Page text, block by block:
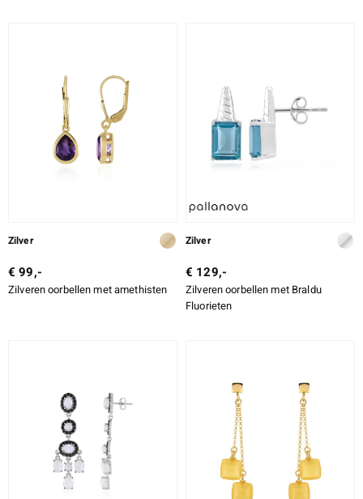
Zilver
€ 99,-
Zilveren oorbellen met amethisten
Zilver
€ 129,-
Zilveren oorbellen met Braldu
Fluorieten